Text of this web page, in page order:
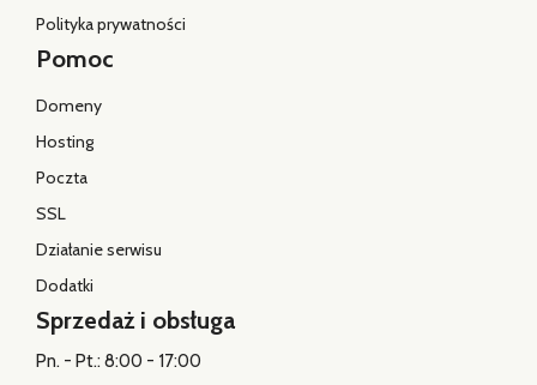
Polityka prywatności
Pomoc
Domeny
Hosting
Poczta
SSL
Działanie serwisu
Dodatki
Sprzedaż i obsługa
Pn. - Pt.: 8:00 - 17:00